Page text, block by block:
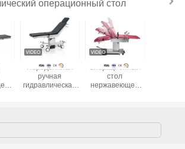
с
Передвижная
ручная
гидравлическая
деятельности
гидравлическая с
Операционный
стол
нержавеющей
акушерства